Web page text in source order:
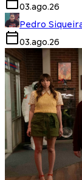
03.ago.26
Pedro
03.ago.26